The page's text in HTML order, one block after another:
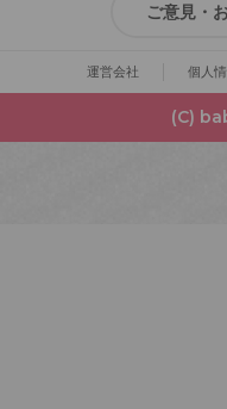
ご意見・
運営会社 個人
(C)